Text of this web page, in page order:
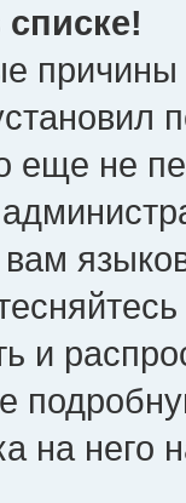
причины
еще не
и
на него